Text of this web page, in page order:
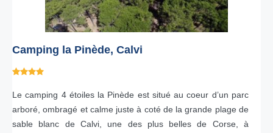
Camping la Pinède, Calvi
Le camping 4 étoiles la Pinède est situé au coeur d’un parc
arboré, ombragé et calme juste à coté de la grande plage de
sable blanc de Calvi, une des plus belles de Corse, à